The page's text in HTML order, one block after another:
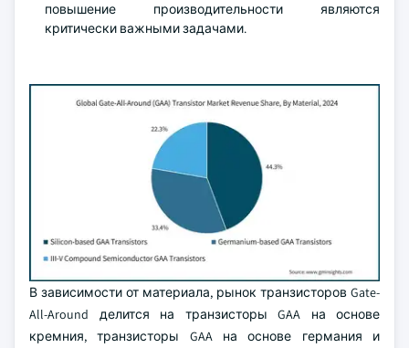
повышение производительности являются
критически важными задачами.
В зависимости от материала, рынок транзисторов Gate-
All-Around делится на транзисторы GAA на основе
кремния, транзисторы GAA на основе германия и